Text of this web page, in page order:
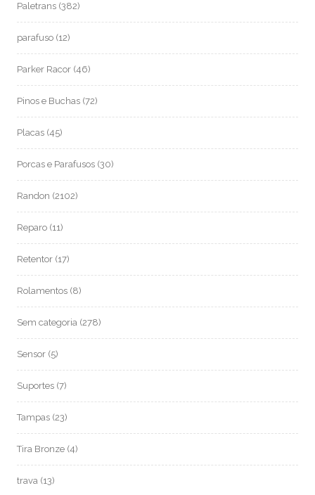
Paletrans (382)
parafuso (12)
Parker Racor (46)
Pinos e Buchas (72)
Placas (45)
Porcas e Parafusos (30)
Randon (2102)
Reparo (11)
Retentor (17)
Rolamentos (8)
Sem categoria (278)
Sensor (5)
Suportes (7)
Tampas (23)
Tira Bronze (4)
trava (13)